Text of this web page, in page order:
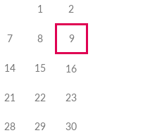
1 2
7 8 9
14 15 16
21 22 23
28 29 30